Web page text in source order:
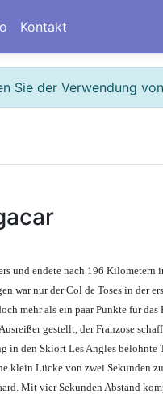
Kontakt
Sie der Verwendung
und endete nach 196 Kilometern
war nur der Col de Toses in der
mehr als ein paar Punkte für
gestellt, der Franzose
in den Skiort Les Angles belohnte
klein Lücke von zwei Sekunden
Mit vier Sekunden Abstand